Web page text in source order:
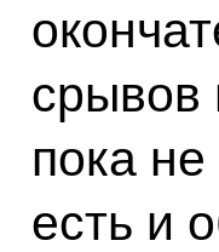
срывов
пока
есть и